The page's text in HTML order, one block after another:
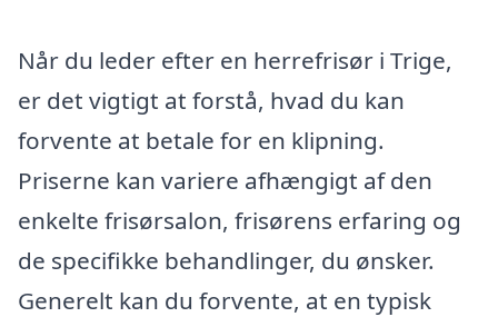
Når du leder efter en herrefrisør i Trige,
er det vigtigt at forstå, hvad du kan
forvente at betale for en klipning.
Priserne kan variere afhængigt af den
enkelte frisørsalon, frisørens erfaring og
de specifikke behandlinger, du ønsker.
Generelt kan du forvente, at en typisk